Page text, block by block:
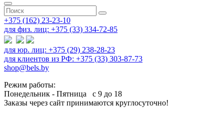
+375 (162) 23-23-10
для физ. лиц: +375 (33) 334-72-85
для юр. лиц: +375 (29) 238-28-23
для клиентов из РФ: +375 (33) 303-87-73
shop@bels.by
Режим работы:
Понедельник - Пятница с 9 до 18
Заказы через сайт принимаются круглосуточно!